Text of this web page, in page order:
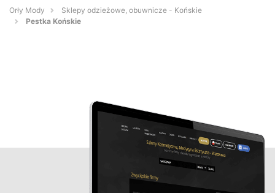
Orły Mody
Sklepy odzieżowe, obuwnicze - Końskie
Pestka Końskie